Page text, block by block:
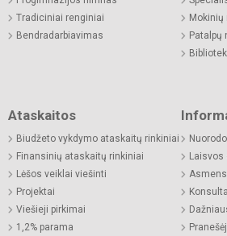
Tradiciniai renginiai
Bendradarbiavimas
Patalpų
Ataskaitos
Biudžeto vykdymo ataskaitų rinkiniai
Finansinių ataskaitų rinkiniai
Lėšos veiklai viešinti
Projektai
Viešieji pirkimai
1,2% parama
Laisvos